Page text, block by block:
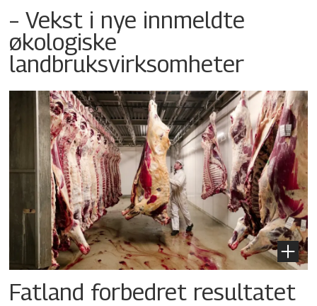
– Vekst i nye innmeldte
økologiske
landbruksvirksomheter
Fatland forbedret resultatet